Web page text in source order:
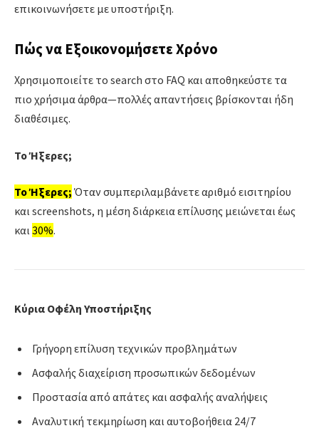
επικοινωνήσετε με υποστήριξη.
Πώς να Εξοικονομήσετε Χρόνο
Χρησιμοποιείτε το search στο FAQ και αποθηκεύστε τα
πιο χρήσιμα άρθρα—πολλές απαντήσεις βρίσκονται ήδη
διαθέσιμες.
Το Ήξερες;
Το Ήξερες; Όταν συμπεριλαμβάνετε αριθμό εισιτηρίου
και screenshots, η μέση διάρκεια επίλυσης μειώνεται έως
και30%.
Κύρια Οφέλη Υποστήριξης
Γρήγορη επίλυση τεχνικών προβλημάτων
Ασφαλής διαχείριση προσωπικών δεδομένων
Προστασία από απάτες και ασφαλής αναλήψεις
Αναλυτική τεκμηρίωση και αυτοβοήθεια 24/7